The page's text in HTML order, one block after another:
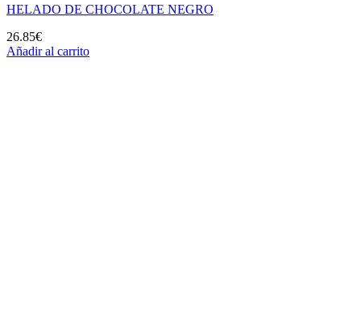
HELADO DE CHOCOLATE NEGRO
26.85€
Añadir al carrito